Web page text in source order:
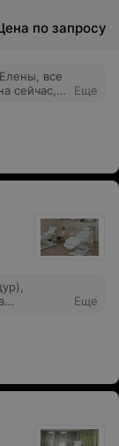
по запросу
все
сейчас, я
стрижку
Еще
по
и
Еще